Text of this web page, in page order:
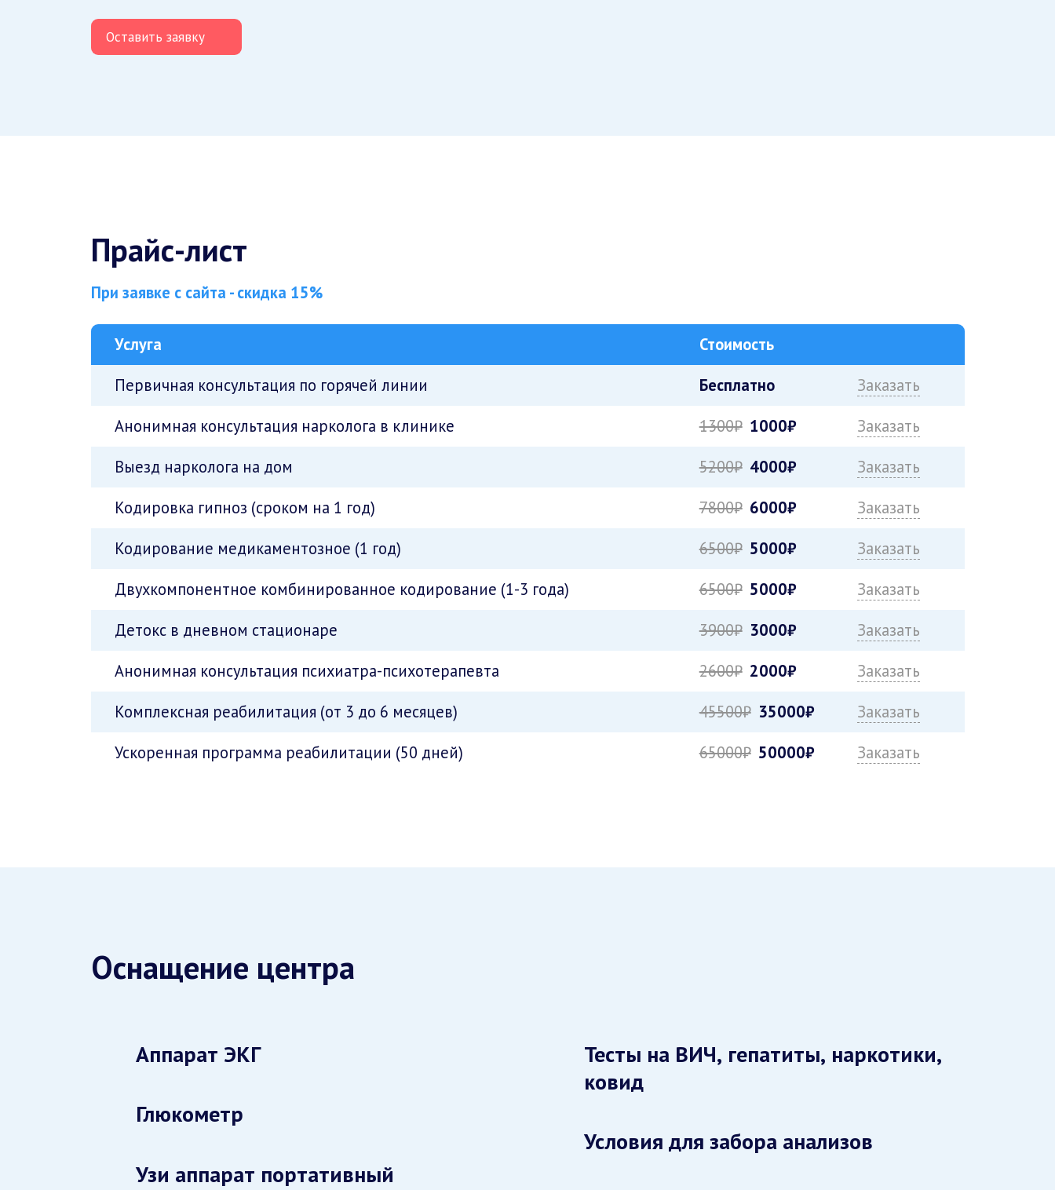
Оставить заявку
Прайс-лист
При заявке с сайта - скидка 15%
Услуга
Стоимость
Первичная консультация по горячей линии
Бесплатно
Заказать
Анонимная консультация нарколога в клинике
1300₽ 1000₽
Заказать
Выезд нарколога на дом
5200₽ 4000₽
Заказать
Кодировка гипноз (сроком на 1 год)
7800₽ 6000₽
Заказать
Кодирование медикаментозное (1 год)
6500₽ 5000₽
Заказать
Двухкомпонентное комбинированное кодирование (1-3 года)
6500₽ 5000₽
Заказать
Детокс в дневном стационаре
3900₽ 3000₽
Заказать
Анонимная консультация психиатра-психотерапевта
2600₽ 2000₽
Заказать
Комплексная реабилитация (от 3 до 6 месяцев)
45500₽ 35000₽
Заказать
Ускоренная программа реабилитации (50 дней)
65000₽ 50000₽ Заказать
Оснащение центра
Аппарат ЭКГ
Глюкометр
Узи аппарат портативный
Тесты на ВИЧ, гепатиты, наркотики,
ковид
Условия для забора анализов